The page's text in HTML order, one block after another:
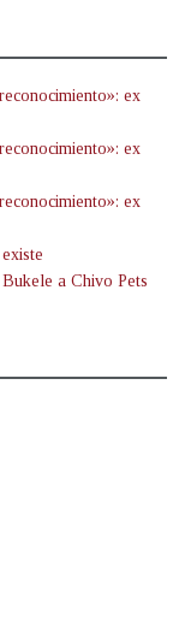
ex
ex
ex
a Chivo Pets